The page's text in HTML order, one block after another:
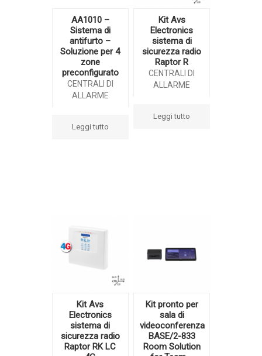
AA1010 –
Sistema di
antifurto –
Soluzione per 4
zone
preconfigurato
CENTRALI DI
ALLARME
Leggi tutto
Kit Avs
Electronics
sistema di
sicurezza radio
Raptor R
CENTRALI DI
ALLARME
Leggi tutto
Kit Avs
Electronics
sistema di
sicurezza radio
Raptor RK LC
Kit pronto per
sala di
videoconferenza
BASE/2-833
Room Solution